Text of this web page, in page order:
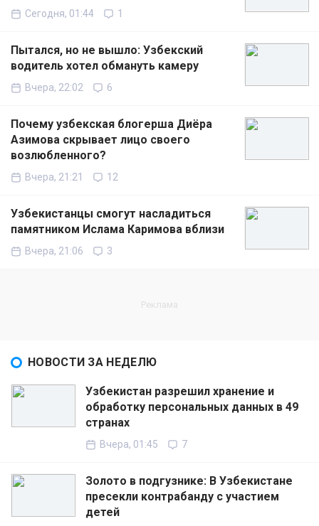
Сегодня, 01:44 1
Пытался, но не вышло: Узбекский
водитель хотел обмануть камеру
Вчера, 22:02 6
Почему узбекская блогерша Диёра
Азимова скрывает лицо своего
возлюбленного?
Вчера, 21:21 12
Узбекистанцы смогут насладиться
памятником Ислама Каримова вблизи
Вчера, 21:06 3
НОВОСТИ ЗА НЕДЕЛЮ
Узбекистан разрешил хранение и
обработку персональных данных в 49
странах
Вчера, 01:45 7
Золото в подгузнике: В Узбекистане
пресекли контрабанду с участием
детей